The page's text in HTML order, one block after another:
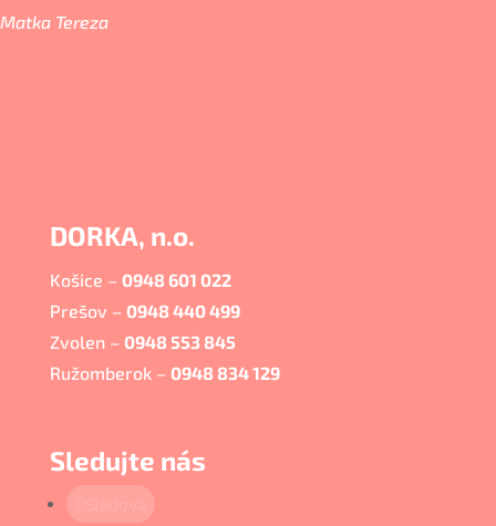
Matka Tereza
DORKA, n.o.
Košice – 0948 601 022
Prešov – 0948 440 499
Zvolen – 0948 553 845
Ružomberok – 0948 834 129
Sledujte nás